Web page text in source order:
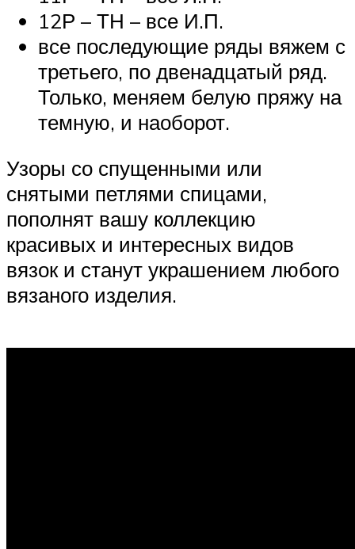
12Р – ТН – все И.П.
все последующие ряды вяжем с
третьего, по двенадцатый ряд.
Только, меняем белую пряжу на
темную, и наоборот.
Узоры со спущенными или
снятыми петлями спицами,
пополнят вашу коллекцию
красивых и интересных видов
вязок и станут украшением любого
вязаного изделия.